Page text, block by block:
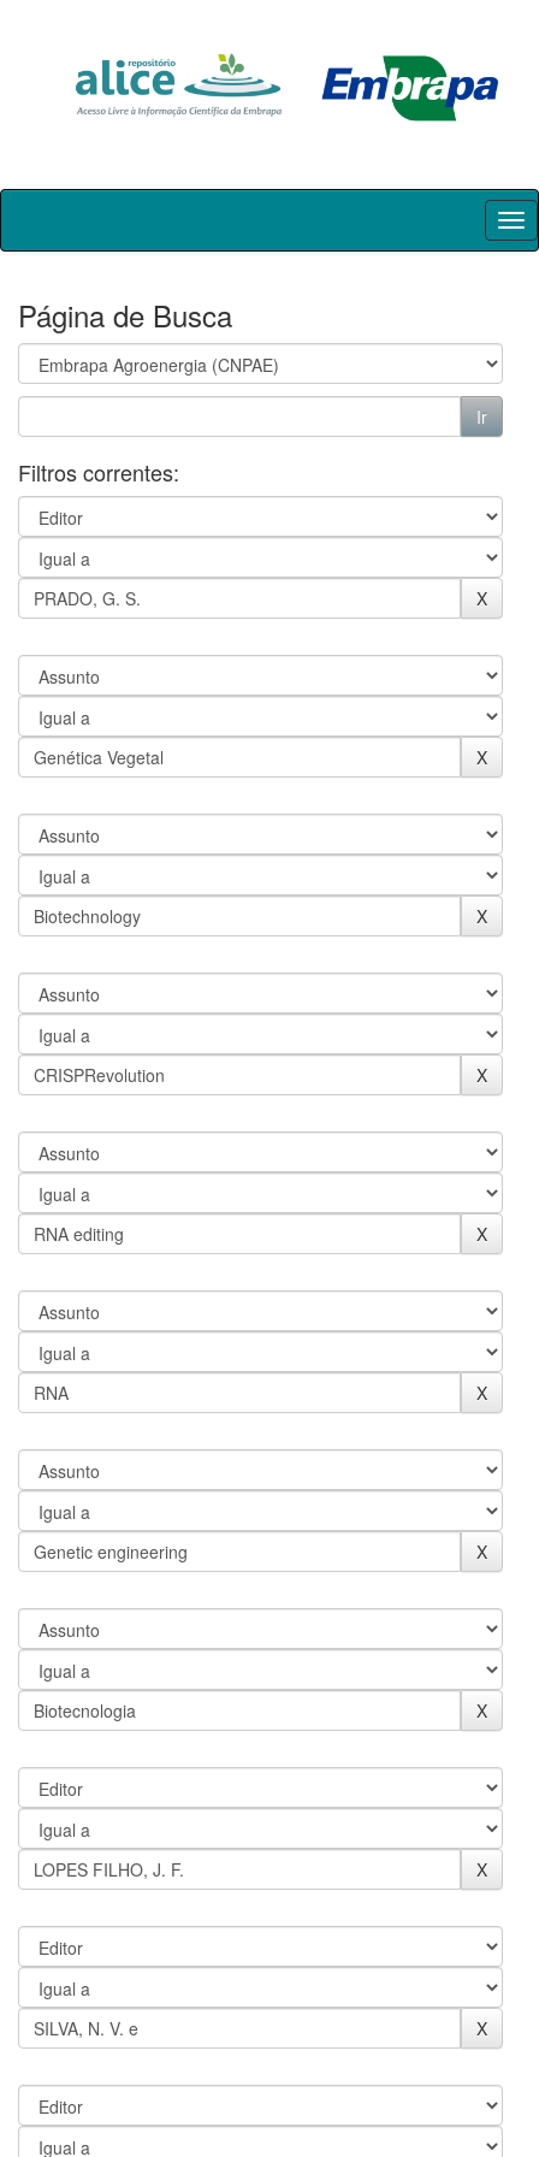
Skip
Página de Busca
Filtros correntes: